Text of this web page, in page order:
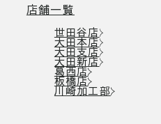
店舗一覧
世田谷店
大田本店
大田支店
大田新店
葛西店
板橋店
川崎加工部